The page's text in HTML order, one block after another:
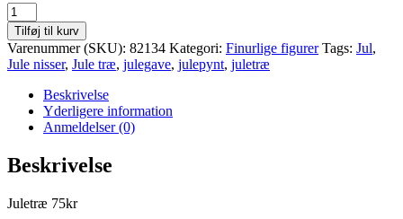
Juletræ
75kr
antal
Tilføj til kurv
Varenummer (SKU): 82134 Kategori: Finurlige figurer Tags: Jul,
Jule nisser, Jule træ, julegave, julepynt, juletræ
Beskrivelse
Yderligere information
Anmeldelser (0)
Beskrivelse
Juletræ 75kr